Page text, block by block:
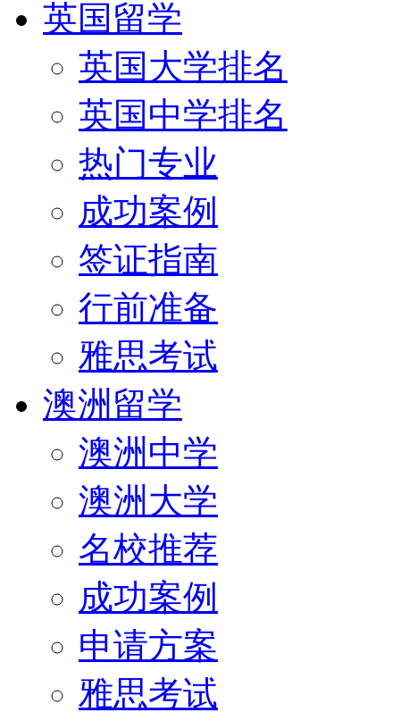
英国留学
英国大学排名
英国中学排名
热门专业
成功案例
签证指南
行前准备
雅思考试
澳洲留学
澳洲中学
澳洲大学
名校推荐
成功案例
申请方案
雅思考试